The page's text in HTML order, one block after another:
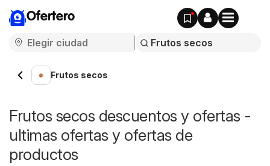
Ofertero
Frutos secos
Frutos secos descuentos y ofertas -
ultimas ofertas y ofertas de
productos